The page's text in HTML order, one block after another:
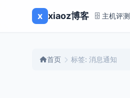
x xiaoz博客 🗄️ 主机评测
首页 标签: 消息通知